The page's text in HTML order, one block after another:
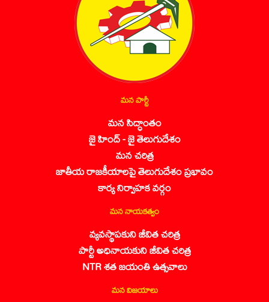
మన పార్టీ
మన సిద్ధాంతం
జై హింద్ - జై తెలుగుదేశం
మన చరిత్ర
జాతీయ రాజకీయాలపై తెలుగుదేశం ప్రభావం
కార్య నిర్వాహక వర్గం
మన నాయకత్వం
వ్యవస్థాపకుని జీవిత చరిత్ర
పార్టీ అధినాయకుని జీవిత చరిత్ర
NTR శత జయంతి ఉత్సవాలు
మన విజయాలు